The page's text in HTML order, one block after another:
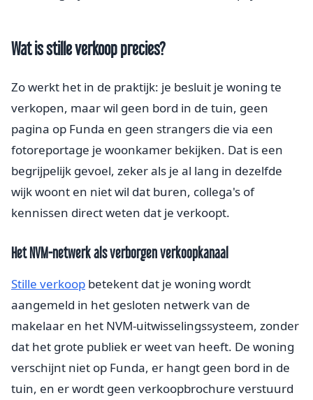
Wat is stille verkoop precies?
Zo werkt het in de praktijk: je besluit je woning te
verkopen, maar wil geen bord in de tuin, geen
pagina op Funda en geen strangers die via een
fotoreportage je woonkamer bekijken. Dat is een
begrijpelijk gevoel, zeker als je al lang in dezelfde
wijk woont en niet wil dat buren, collega's of
kennissen direct weten dat je verkoopt.
Het NVM-netwerk als verborgen verkoopkanaal
Stille verkoop betekent dat je woning wordt
aangemeld in het gesloten netwerk van de
makelaar en het NVM-uitwisselingssysteem, zonder
dat het grote publiek er weet van heeft. De woning
verschijnt niet op Funda, er hangt geen bord in de
tuin, en er wordt geen verkoopbrochure verstuurd